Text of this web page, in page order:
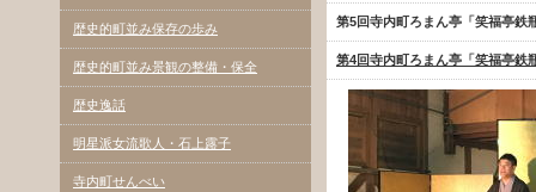
第5回寺内町ろまん亭「笑福亭
第4回寺内町ろまん亭「笑福亭
歴史的町並み保存の歩み
歴史的町並み景観の整備・保全
歴史逸話
明星派女流歌人・石上露子
寺内町せんべい